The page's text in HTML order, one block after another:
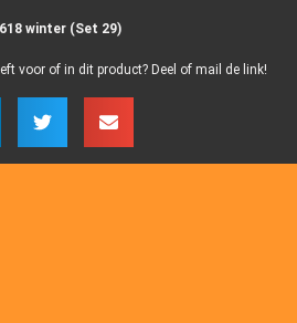
winter (Set 29)
voor of in dit product? Deel of mail de link!